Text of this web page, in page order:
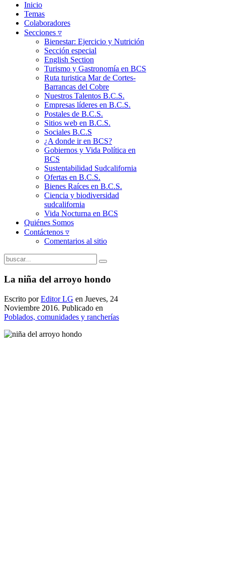
Inicio
Temas
Colaboradores
Secciones ▿
Bienestar: Ejercicio y Nutrición
Sección especial
English Section
Turismo y Gastronomía en BCS
Ruta turistica Mar de Cortes-
Barrancas del Cobre
Nuestros Talentos B.C.S.
Empresas líderes en B.C.S.
Postales de B.C.S.
Sitios web en B.C.S.
Sociales B.C.S
¿A donde ir en BCS?
Gobiernos y Vida Política en
BCS
Sustentabilidad Sudcalifornia
Ofertas en B.C.S.
Bienes Raíces en B.C.S.
Ciencia y biodiversidad
sudcalifornia
Vida Nocturna en BCS
Quiénes Somos
Contáctenos ▿
Comentarios al sitio
La niña del arroyo hondo
Escrito porEditor LG en Jueves, 24
Noviembre 2016. Publicado en
Poblados, comunidades y rancherías